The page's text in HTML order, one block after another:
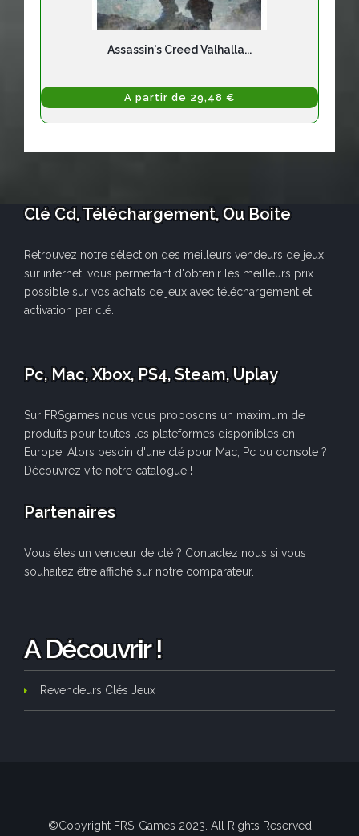
Assassin's Creed Valhalla...
A partir de 29,48 €
Clé Cd, Téléchargement, Ou Boite
Retrouvez notre sélection des meilleurs vendeurs de jeux
sur internet, vous permettant d'obtenir les meilleurs prix
possible sur vos achats de jeux avec téléchargement et
activation par clé.
Pc, Mac, Xbox, PS4, Steam, Uplay
Sur FRSgames nous vous proposons un maximum de
produits pour toutes les plateformes disponibles en
Europe. Alors besoin d'une clé pour Mac, Pc ou console ?
Découvrez vite notre catalogue !
Partenaires
Vous êtes un vendeur de clé ? Contactez nous si vous
souhaitez être affiché sur notre comparateur.
A Découvrir !
Revendeurs Clés Jeux
©Copyright FRS-Games 2023. All Rights Reserved